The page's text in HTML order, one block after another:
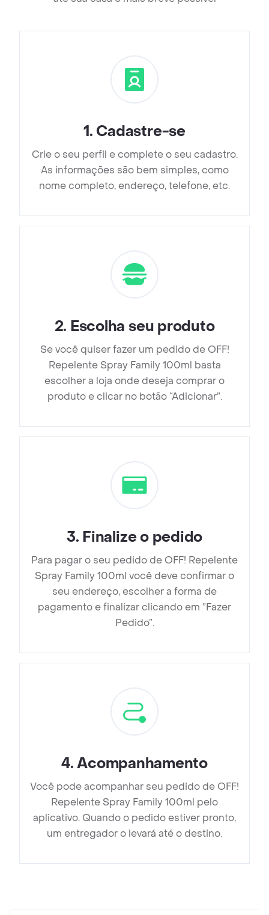
1. Cadastre-se
Crie o seu perfil e complete o seu cadastro.
As informações são bem simples, como
nome completo, endereço, telefone, etc.
2. Escolha seu produto
Se você quiser fazer um pedido de OFF!
Repelente Spray Family 100ml basta
escolher a loja onde deseja comprar o
produto e clicar no botão “Adicionar”.
3. Finalize o pedido
Para pagar o seu pedido de OFF! Repelente
Spray Family 100ml você deve confirmar o
seu endereço, escolher a forma de
pagamento e finalizar clicando em ”Fazer
Pedido”.
4.Acompanhamento
Você pode acompanhar seu pedido de OFF!
Repelente Spray Family 100ml pelo
aplicativo. Quando o pedido estiver pronto,
um entregador o levará até o destino.